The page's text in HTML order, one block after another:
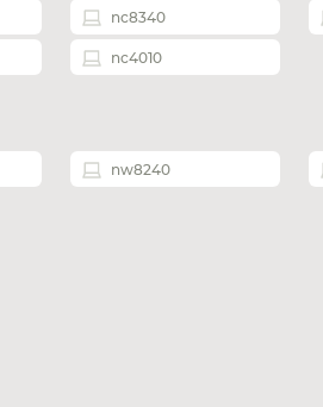
nc8340
nc4010
nw8240